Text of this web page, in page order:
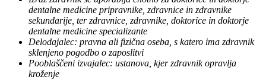
dentalne medicine pripravnike, zdravnice in zdravnike
sekundarije, ter zdravnice, zdravnike, doktorice in doktorje
dentalne medicine specializante
Delodajalec: pravna ali fizična oseba, s katero ima zdravnik
sklenjeno pogodbo o zaposlitvi
Pooblaščeni izvajalec: ustanova, kjer zdravnik opravlja
kroženje